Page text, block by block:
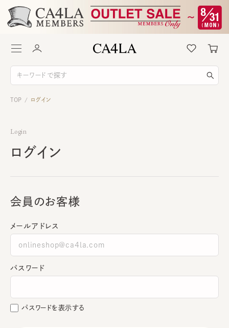
TOP / ログイン
Login
ログイン
会員のお客様
メールアドレス
パスワード
パスワードを表示する